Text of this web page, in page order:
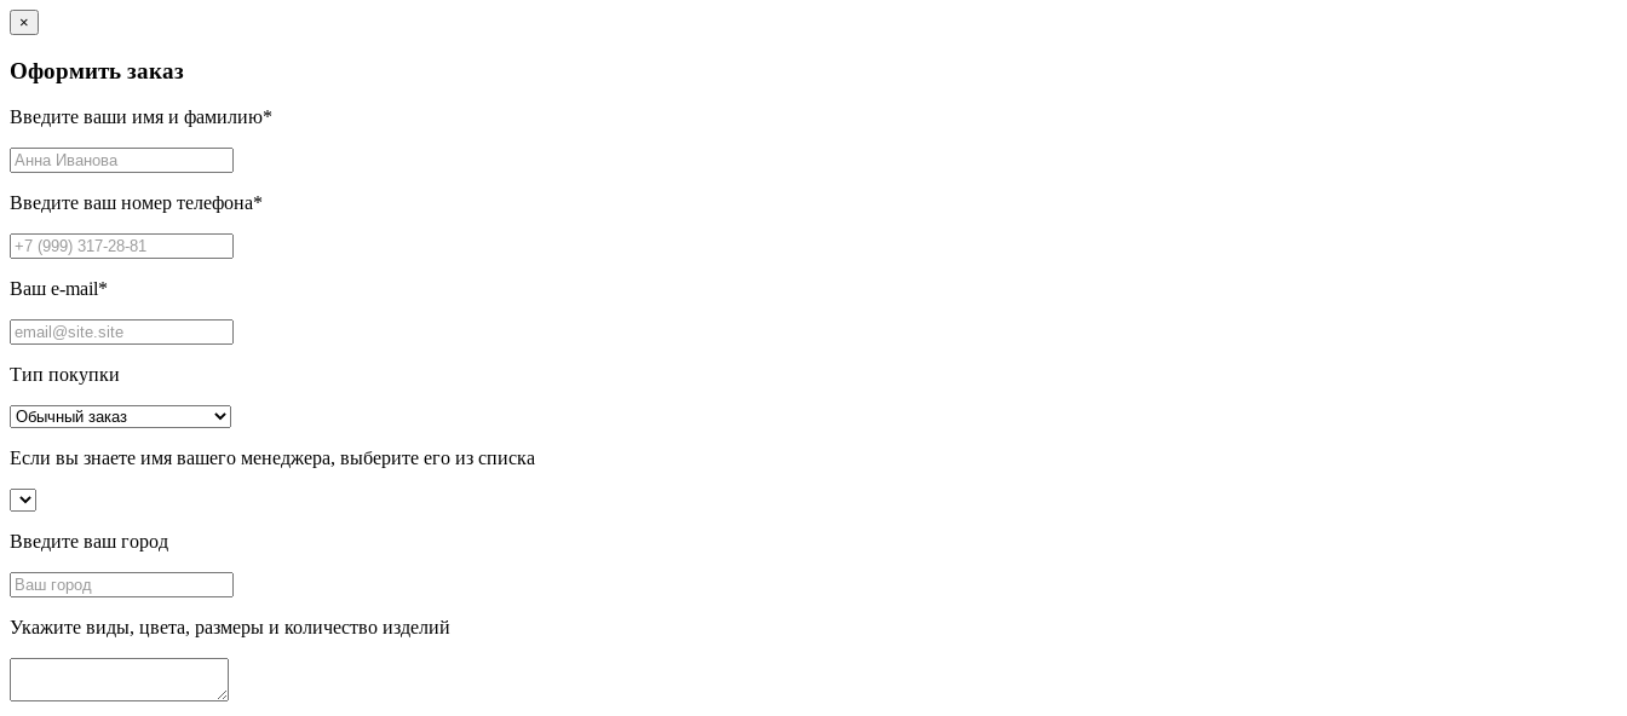
×
Оформить заказ
Введите ваши имя и фамилию*
Введите ваш номер телефона*
Ваш e-mail*
Тип покупки
Если вы знаете имя вашего менеджера, выберите его из списка
Введите ваш город
Укажите виды, цвета, размеры и количество изделий